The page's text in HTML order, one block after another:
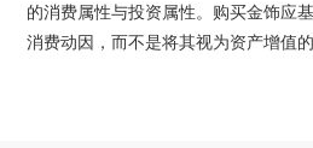
的消费属性与投资属性。购买金饰应
消费动因，而不是将其视为资产增值